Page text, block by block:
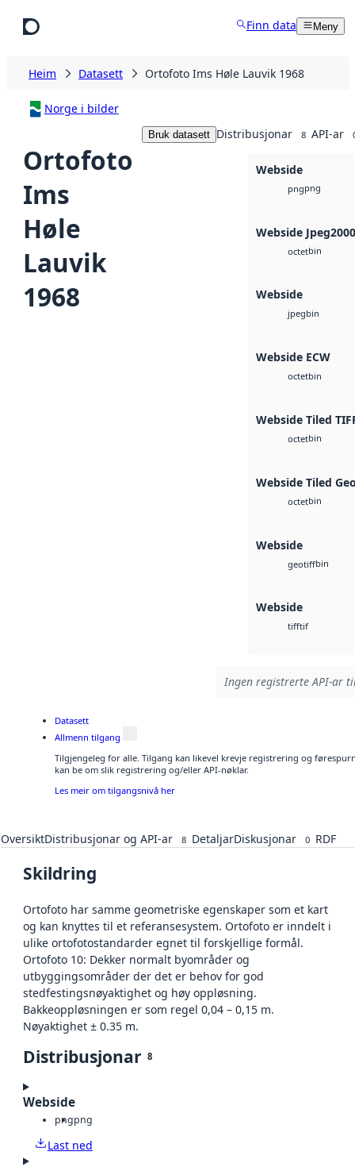
Finn data Meny
Heim Datasett Ortofoto Ims Høle Lauvik 1968
Norge i bilder
Ortofoto
Ims
Høle
Lauvik
1968
Bruk datasett Distribusjonar 8 API-ar
Webside
pngpng
Webside Jpeg2000
octetbin
Webside
jpegbin
Webside ECW
octetbin
Webside Tiled
octetbin
Webside Tiled
octetbin
Webside
geotiffbin
Webside
tifftif
Ingen registrerte API-ar
Datasett
Allmenn tilgang
Tilgjengeleg for alle. Tilgang kan likevel krevje registrering og
kan be om slik registrering og/eller API-nøklar.
Les meir om tilgangsnivå her
OversiktDistribusjonar og API-ar 8 DetaljarDiskusjonar 0 RDF
Skildring
Ortofoto har samme geometriske egenskaper som et kart
og kan knyttes til et referansesystem. Ortofoto er inndelt i
ulike ortofotostandarder egnet til forskjellige formål.
Ortofoto 10: Dekker normalt byområder og
utbyggingsområder der det er behov for god
stedfestingsnøyaktighet og høy oppløsning.
Bakkeoppløsningen er som regel 0,04 – 0,15 m.
Nøyaktighet ± 0.35 m.
Distribusjonar 8
Webside
pngpng
Last ned